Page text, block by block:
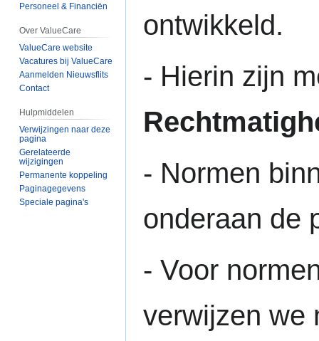
ontwikkeld.
- Hierin zijn
- Normen
onderaan de
- Voor
verwijzen we
Personeel & Financiën
Over ValueCare
ValueCare website
Vacatures bij ValueCare
Aanmelden Nieuwsflits
Contact
Hulpmiddelen
Verwijzingen naar deze
pagina
Gerelateerde
wijzigingen
Permanente koppeling
Paginagegevens
Speciale pagina's